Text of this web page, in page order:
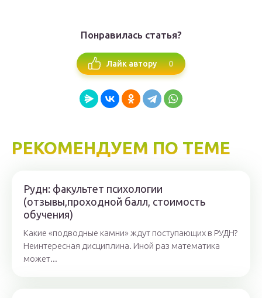
Понравилась статья?
Лайк автору 0
РЕКОМЕНДУЕМ ПО ТЕМЕ
Рудн: факультет психологии
(отзывы,проходной балл, стоимость
обучения)
Какие «подводные камни» ждут поступающих в РУДН?
Неинтересная дисциплина. Иной раз математика
может...